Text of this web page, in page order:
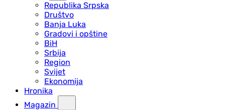
Republika Srpska
Društvo
Banja Luka
Gradovi i opštine
BiH
Srbija
Region
Svijet
Ekonomija
Hronika
Magazin